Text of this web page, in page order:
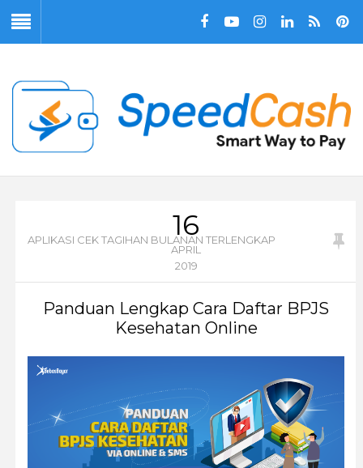
16
APRIL
2019
APLIKASI CEK TAGIHAN BULANAN TERLENGKAP
Panduan Lengkap Cara Daftar BPJS
Kesehatan Online